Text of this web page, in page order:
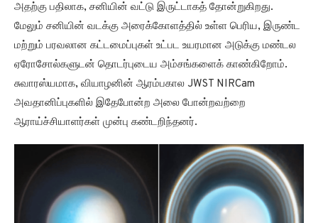
அதற்கு பதிலாக, சனியின் வட்டு இருட்டாகத் தோன்றுகிறது.
மேலும் சனியின் வடக்கு அரைக்கோளத்தில் உள்ள பெரிய, இருண்ட
மற்றும் பரவலான கட்டமைப்புகள் உட்பட உயரமான அடுக்கு மண்டல
ஏரோசோல்களுடன் தொடர்புடைய அம்சங்களைக் காண்கிறோம்.
சுவாரஸ்யமாக, வியாழனின் ஆரம்பகால JWST NIRCam
அவதானிப்புகளில் இதேபோன்ற அலை போன்றவற்றை
ஆராய்ச்சியாளர்கள் முன்பு கண்டறிந்தனர்.